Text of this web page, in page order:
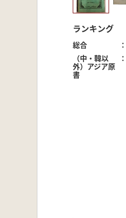
ランキング
総合
（中・韓以
外）アジア原
書